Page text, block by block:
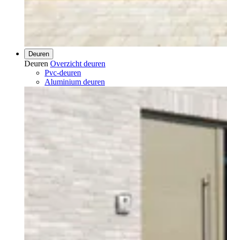
Deuren
Deuren Overzicht deuren
Pvc-deuren
Aluminium deuren